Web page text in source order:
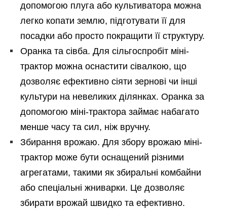
допомогою плуга або культиватора можна
легко копати землю, підготувати її для
посадки або просто покращити її структуру.
Оранка та сівба. Для сільгоспробіт міні-
трактор можна оснастити сівалкою, що
дозволяє ефективно сіяти зернові чи інші
культури на невеликих ділянках. Оранка за
допомогою міні-трактора займає набагато
менше часу та сил, ніж вручну.
Збирання врожаю. Для збору врожаю міні-
трактор може бути оснащений різними
агрегатами, такими як збиральні комбайни
або спеціальні жниварки. Це дозволяє
збирати врожай швидко та ефективно.